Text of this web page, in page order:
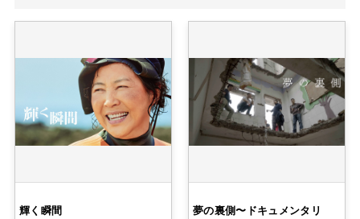
輝く瞬間
夢の裏側〜ドキュメンタリ